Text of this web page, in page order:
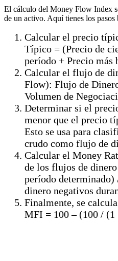
El cálculo del Money Flow Index
de un activo. Aquí tienes los pasos
Calcular el precio
Típico = (Precio de
período + Precio más
Calcular el flujo de
Flow): Flujo de
Volumen de
Determinar si el
menor que el precio
Esto se usa para
crudo como flujo de
Calcular el Money
de los flujos de
período
dinero negativos
Finalmente, se
MFI = 100 – (100 /